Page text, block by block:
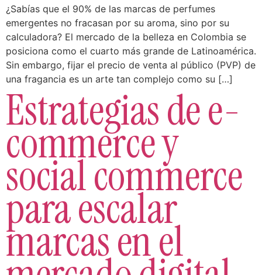
¿Sabías que el 90% de las marcas de perfumes
emergentes no fracasan por su aroma, sino por su
calculadora? El mercado de la belleza en Colombia se
posiciona como el cuarto más grande de Latinoamérica.
Sin embargo, fijar el precio de venta al público (PVP) de
una fragancia es un arte tan complejo como su […]
Estrategias de e-
commerce y
social commerce
para escalar
marcas en el